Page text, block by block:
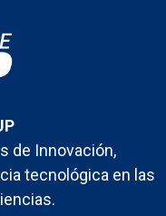
de Innovación,
tecnológica en las